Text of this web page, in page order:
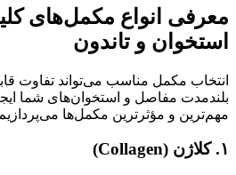
معرفی انواع مکمل‌های
استخوان و تاندون
انتخاب مکمل مناسب می‌تواند تفاوت
بلندمدت مفاصل و استخوان‌های شما
مهم‌ترین و مؤثرترین مکمل‌ها
۱. کلاژن (Collagen)